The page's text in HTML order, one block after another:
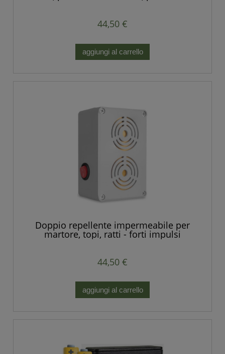
44,50 €
aggiungi al carrello
Doppio repellente impermeabile per
martore, topi, ratti - forti impulsi
44,50 €
aggiungi al carrello